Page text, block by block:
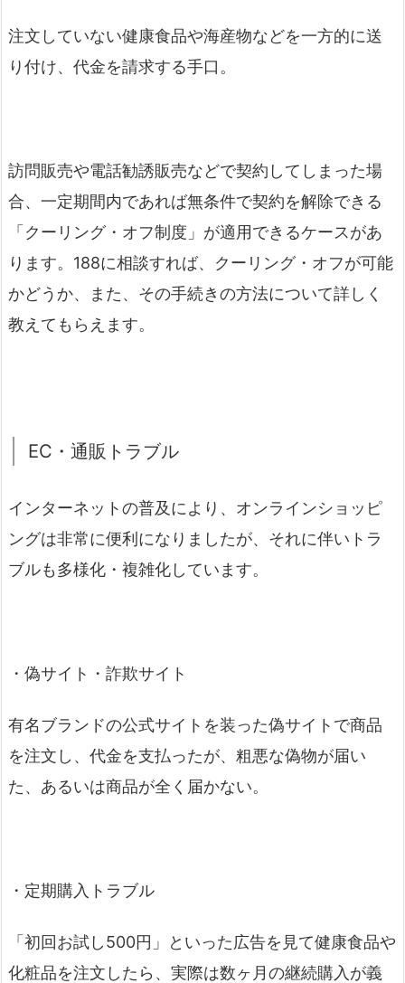
注文していない健康食品や海産物などを一方的に送
り付け、代金を請求する手口。
訪問販売や電話勧誘販売などで契約してしまった場
合、一定期間内であれば無条件で契約を解除できる
「クーリング・オフ制度」が適用できるケースがあ
ります。188に相談すれば、クーリング・オフが可能
かどうか、また、その手続きの方法について詳しく
教えてもらえます。
EC・通販トラブル
インターネットの普及により、オンラインショッピ
ングは非常に便利になりましたが、それに伴いトラ
ブルも多様化・複雑化しています。
・偽サイト・詐欺サイト
有名ブランドの公式サイトを装った偽サイトで商品
を注文し、代金を支払ったが、粗悪な偽物が届い
た、あるいは商品が全く届かない。
・定期購入トラブル
「初回お試し500円」といった広告を見て健康食品や
化粧品を注文したら、実際は数ヶ月の継続購入が義